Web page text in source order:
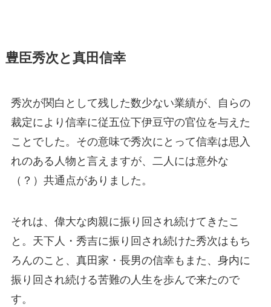
豊臣秀次と真田信幸
秀次が関白として残した数少ない業績が、自らの
裁定により信幸に従五位下伊豆守の官位を与えた
ことでした。その意味で秀次にとって信幸は思入
れのある人物と言えますが、二人には意外な
（？）共通点がありました。
それは、偉大な肉親に振り回され続けてきたこ
と。天下人・秀吉に振り回され続けた秀次はもち
ろんのこと、真田家・長男の信幸もまた、身内に
振り回され続ける苦難の人生を歩んで来たので
す。